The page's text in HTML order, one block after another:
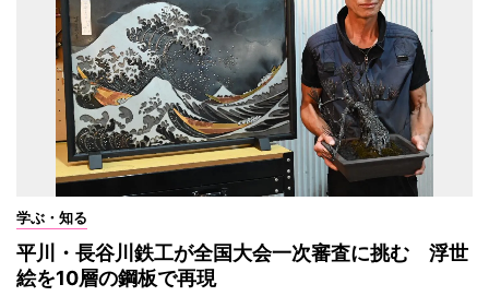
学ぶ・知る
平川・長谷川鉄工が全国大会一次審査に挑む 浮世
絵を10層の鋼板で再現